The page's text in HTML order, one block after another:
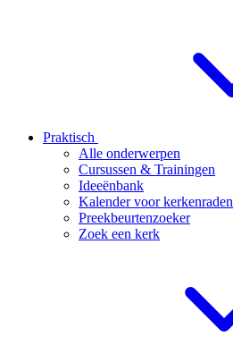
Praktisch
Alle onderwerpen
Cursussen & Trainingen
Ideeënbank
Kalender voor kerkenraden
Preekbeurtenzoeker
Zoek een kerk